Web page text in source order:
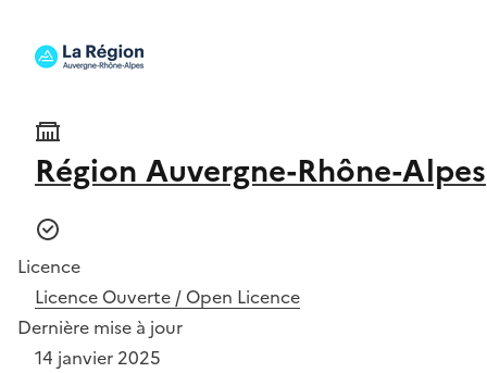
Région Auvergne-Rhône-Alpes
Licence
Licence Ouverte / Open Licence
Dernière mise à jour
14 janvier 2025